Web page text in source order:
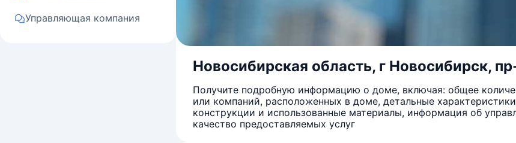
Управляющая компания
Новосибирская область, г Новосибирск,
Получите подробную информацию о доме, включая: общее
или компаний, расположенных в доме, детальные
конструкции и использованные материалы, информация об
качество предоставляемых услуг